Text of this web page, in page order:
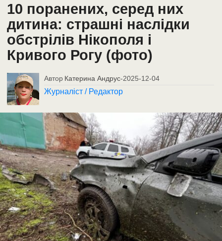
10 поранених, серед них
дитина: страшні наслідки
обстрілів Нікополя і
Кривого Рогу (фото)
Автор Катерина Андрус-2025-12-04
Журналіст / Редактор